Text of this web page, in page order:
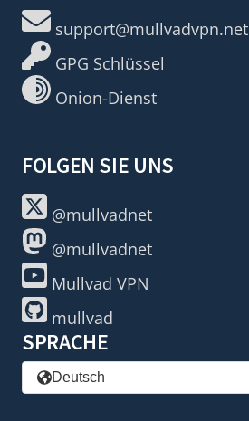
support@mullvadvpn.net
GPG Schlüssel
Onion-Dienst
FOLGEN SIE UNS
@mullvadnet
@mullvadnet
Mullvad VPN
mullvad
SPRACHE
Deutsch